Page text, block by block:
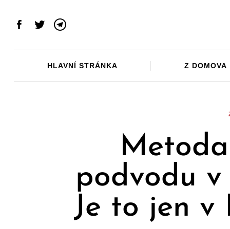
Facebook
TwitterTelegram
HLAVNÍ STRÁNKA Z DOMOVA
podvodu v
Je to jen v